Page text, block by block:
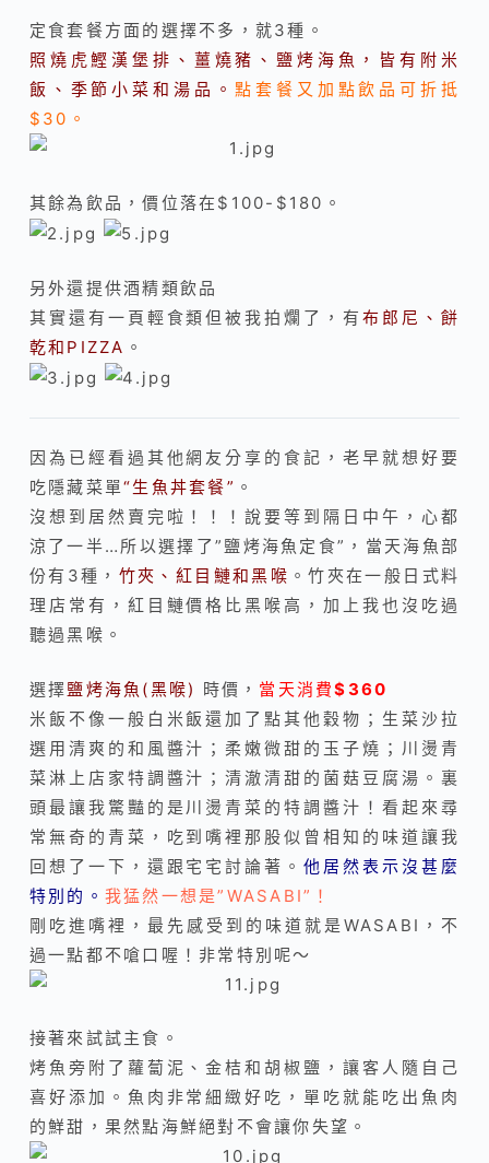
定食套餐方面的選擇不多，就3種。
照燒虎鰹漢堡排、薑燒豬、鹽烤海魚，皆有附米
飯、季節小菜和湯品。點套餐又加點飲品可折抵
$30。
其餘為飲品，價位落在$100-$180。
另外還提供酒精類飲品
其實還有一頁輕食類但被我拍爛了，有布郎尼、餅
乾和PIZZA 。
因為已經看過其他網友分享的食記，老早就想好要
吃隱藏菜單“生魚丼套餐” 。
沒想到居然賣完啦！！！說要等到隔日中午，心都
涼了一半…所以選擇了”鹽烤海魚定食”，當天海魚部
份有3種， 竹夾、紅目鰱和黑喉 。竹夾在一般日式料
理店常有，紅目鰱價格比黑喉高，加上我也沒吃過
聽過黑喉。
選擇 鹽烤海魚(黑喉) 時價， 當天消費$360
米飯不像一般白米飯還加了點其他穀物；生菜沙拉
選用清爽的和風醬汁；柔嫩微甜的玉子燒；川燙青
菜淋上店家特調醬汁；清澈清甜的菌菇豆腐湯。裏
頭最讓我驚豔的是川燙青菜的特調醬汁！看起來尋
常無奇的青菜，吃到嘴裡那股似曾相知的味道讓我
回想了一下，還跟宅宅討論著。他居然表示沒甚麼
特別的。 我猛然一想是”WASABI”！
剛吃進嘴裡，最先感受到的味道就是WASABI，不
過一點都不嗆口喔！非常特別呢～
接著來試試主食。
烤魚旁附了蘿蔔泥、金桔和胡椒鹽，讓客人隨自己
喜好添加。魚肉非常細緻好吃，單吃就能吃出魚肉
的鮮甜，果然點海鮮絕對不會讓你失望。